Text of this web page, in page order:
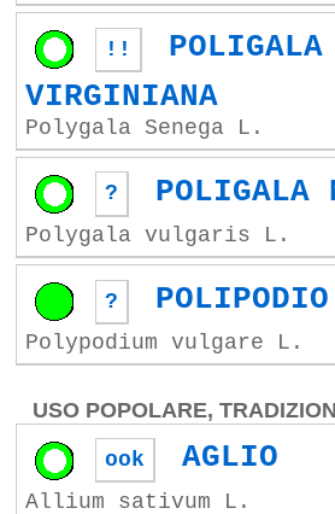
!!
POLIGALA
VIRGINIANA
Polygala Senega L.
? POLIGALA
Polygala vulgaris L.
? POLIPODIO
Polypodium vulgare L.
USO POPOLARE,
ook AGLIO
Allium sativum L.